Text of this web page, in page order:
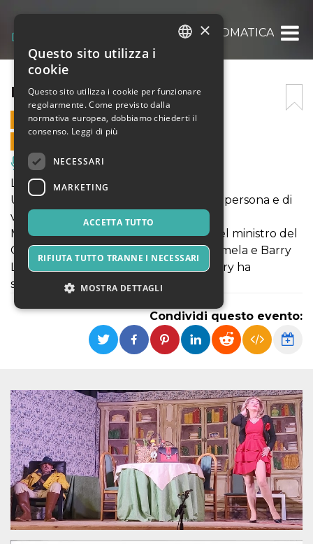
LA VALIGIA DIPLOMATICA
LA VALIGIA DIPLOMATICA
25 NOVEMBRE 2023 - 20:45
VENDITE ONLINE TERMINATE
Musica, Eventi Live, Club
La Valigia Diplomatica
Una farsa in grande stile con scambi di persona e di
valigette.
Mr Tweedie ipocondriaco assistente del ministro del
Commercio inglese arriva in casa di Pamela e Barry
Layton per riavere la valigetta che Barry ha
scambiato per errore
Condividi questo evento:
×
Questo sito utilizza i
cookie
Questo sito utilizza i cookie per funzionare
regolarmente. Come previsto dalla
normativa europea, dobbiamo chiederti il
consenso. Leggi di più
NECESSARI
MARKETING
ACCETTA TUTTO
RIFIUTA TUTTO TRANNE I NECESSARI
MOSTRA DETTAGLI
Necessari Marketing
senza.
Nome
Provider /
Dominio
Scadenza Descrizione
cf_clearance
Cloudflare,
Inc.
.oooh.events
1 anno
Clearance
Cookie from
CloudFlare
stores the proof
of challenge
passed. It is
used to no
longer issue a
captcha or
jschallenge